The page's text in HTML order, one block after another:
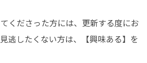
くださった方には、更新する度にお
逃したくない方は、【興味ある】を